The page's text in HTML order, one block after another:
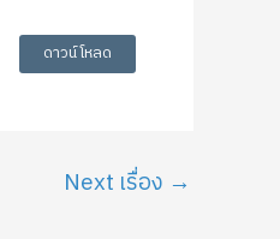
ดาวน์โหลด
Next เรื่อง →